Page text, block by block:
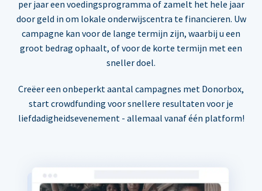
per jaar een voedingsprogramma of zamelt het hele jaar
door geld in om lokale onderwijscentra te financieren. Uw
campagne kan voor de lange termijn zijn, waarbij u een
groot bedrag ophaalt, of voor de korte termijn met een
sneller doel.
Creëer een onbeperkt aantal campagnes met Donorbox,
start crowdfunding voor snellere resultaten voor je
liefdadigheidsevenement - allemaal vanaf één platform!